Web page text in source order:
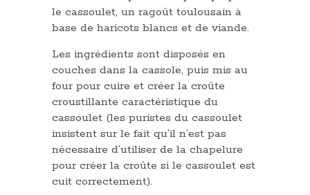
le cassoulet, un ragoût toulousain à
base de haricots blancs et de viande.
Les ingrédients sont disposés en
couches dans la cassole, puis mis au
four pour cuire et créer la croûte
croustillante caractéristique du
cassoulet (les puristes du cassoulet
insistent sur le fait qu’il n’est pas
nécessaire d’utiliser de la chapelure
pour créer la croûte si le cassoulet est
cuit correctement).